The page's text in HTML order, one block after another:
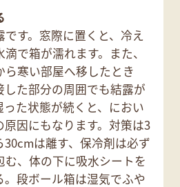
す。窓際に置くと、冷え
で箱が濡れます。また、
ら寒い部屋へ移したとき
した部分の周囲でも結露が
た状態が続くと、におい
因にもなります。対策は3
は離す、保冷剤は必ず
む、体の下に吸水シートを
段ボール箱は湿気でふや